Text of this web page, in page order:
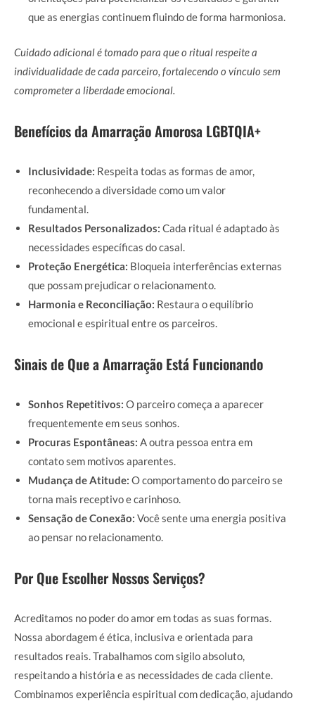
que as energias continuem fluindo de forma harmoniosa.
Cuidado adicional é tomado para que o ritual respeite a
individualidade de cada parceiro, fortalecendo o vínculo sem
comprometer a liberdade emocional.
Benefícios da Amarração Amorosa LGBTQIA+
Inclusividade: Respeita todas as formas de amor,
reconhecendo a diversidade como um valor
fundamental.
Resultados Personalizados: Cada ritual é adaptado às
necessidades específicas do casal.
Proteção Energética: Bloqueia interferências externas
que possam prejudicar o relacionamento.
Harmonia e Reconciliação: Restaura o equilíbrio
emocional e espiritual entre os parceiros.
Sinais de Que a Amarração Está Funcionando
Sonhos Repetitivos: O parceiro começa a aparecer
frequentemente em seus sonhos.
Procuras Espontâneas: A outra pessoa entra em
contato sem motivos aparentes.
Mudança de Atitude: O comportamento do parceiro se
torna mais receptivo e carinhoso.
Sensação de Conexão: Você sente uma energia positiva
ao pensar no relacionamento.
Por Que Escolher Nossos Serviços?
Acreditamos no poder do amor em todas as suas formas.
Nossa abordagem é ética, inclusiva e orientada para
resultados reais. Trabalhamos com sigilo absoluto,
respeitando a história e as necessidades de cada cliente.
Combinamos experiência espiritual com dedicação, ajudando